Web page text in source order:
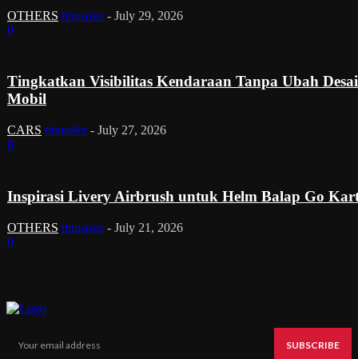
OTHERS tinusoke - July 29, 2026
0
Tingkatkan Visibilitas Kendaraan Tanpa Ubah
Mobil
CARS tinusoke - July 27, 2026
0
Inspirasi Livery Airbrush untuk Helm Balap Go
OTHERS tinusoke - July 21, 2026
0
SUBSCRIBE